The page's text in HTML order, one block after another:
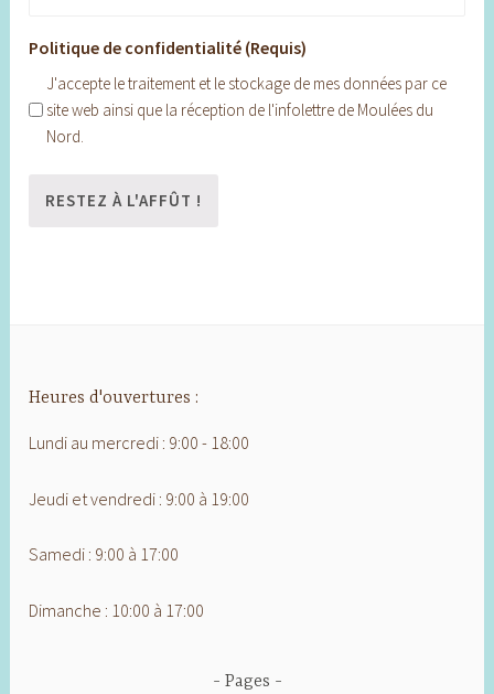
Politique de confidentialité (Requis)
J'accepte le traitement et le stockage de mes données par ce
site web ainsi que la réception de l'infolettre de Moulées du
Nord.
Heures d'ouvertures :
Lundi au mercredi : 9:00 - 18:00
Jeudi et vendredi : 9:00 à 19:00
Samedi : 9:00 à 17:00
Dimanche : 10:00 à 17:00
Pages